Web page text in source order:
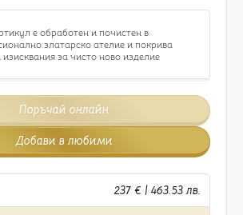
е обработен и почистен в
златарско ателие и покрива
изисквания за чисто ново изделие
Поръчай онлайн
Добави в любими
237 € | 463.53 лв.